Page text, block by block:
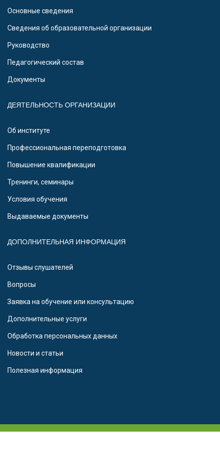
Основные сведения
Сведения об образовательной организации
Руководство
Педагогический состав
Документы
ДЕЯТЕЛЬНОСТЬ ОРГАНИЗАЦИИ
Об институте
Профессиональная переподготовка
Повышение квалификации
Тренинги, семинары
Условия обучения
Выдаваемые документы
ДОПОЛНИТЕЛЬНАЯ ИНФОРМАЦИЯ
Отзывы слушателей
Вопросы
Заявка на обучение или консультацию
Дополнительные услуги
Обработка персональных данных
Новости и статьи
Полезная информация